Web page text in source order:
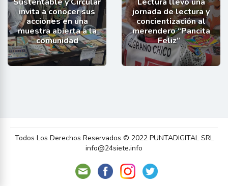
invita a conocer sus
acciones en una
muestra abierta a la
comunidad
jornada de lectura y
concientización al
merendero “Pancita
Feliz”
Todos Los Derechos Reservados © 2022 PUNTADIGITAL SRL
info@24siete.info